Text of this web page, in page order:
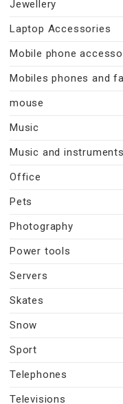
Jewellery
Laptop Accessories
Mobile phone
Mobiles phones and
mouse
Music
Music and instruments
Office
Pets
Photography
Power tools
Servers
Skates
Snow
Sport
Telephones
Televisions